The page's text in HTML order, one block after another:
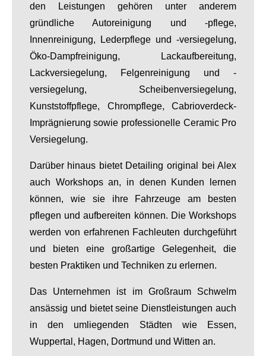
den Leistungen gehören unter anderem
gründliche Autoreinigung und -pflege,
Innenreinigung, Lederpflege und -versiegelung,
Öko-Dampfreinigung, Lackaufbereitung,
Lackversiegelung, Felgenreinigung und -
versiegelung, Scheibenversiegelung,
Kunststoffpflege, Chrompflege, Cabrioverdeck-
Imprägnierung sowie professionelle Ceramic Pro
Versiegelung.
Darüber hinaus bietet Detailing original bei Alex
auch Workshops an, in denen Kunden lernen
können, wie sie ihre Fahrzeuge am besten
pflegen und aufbereiten können. Die Workshops
werden von erfahrenen Fachleuten durchgeführt
und bieten eine großartige Gelegenheit, die
besten Praktiken und Techniken zu erlernen.
Das Unternehmen ist im Großraum Schwelm
ansässig und bietet seine Dienstleistungen auch
in den umliegenden Städten wie Essen,
Wuppertal, Hagen, Dortmund und Witten an.